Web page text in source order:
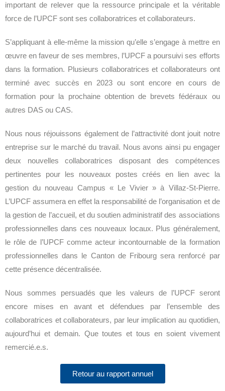
important de relever que la ressource principale et la véritable
force de l’UPCF sont ses collaboratrices et collaborateurs.
S’appliquant à elle-même la mission qu’elle s’engage à mettre en
œuvre en faveur de ses membres, l’UPCF a poursuivi ses efforts
dans la formation. Plusieurs collaboratrices et collaborateurs ont
terminé avec succès en 2023 ou sont encore en cours de
formation pour la prochaine obtention de brevets fédéraux ou
autres DAS ou CAS.
Nous nous réjouissons également de l’attractivité dont jouit notre
entreprise sur le marché du travail. Nous avons ainsi pu engager
deux nouvelles collaboratrices disposant des compétences
pertinentes pour les nouveaux postes créés en lien avec la
gestion du nouveau Campus « Le Vivier » à Villaz-St-Pierre.
L’UPCF assumera en effet la responsabilité de l’organisation et de
la gestion de l’accueil, et du soutien administratif des associations
professionnelles dans ces nouveaux locaux. Plus généralement,
le rôle de l’UPCF comme acteur incontournable de la formation
professionnelles dans le Canton de Fribourg sera renforcé par
cette présence décentralisée.
Nous sommes persuadés que les valeurs de l’UPCF seront
encore mises en avant et défendues par l’ensemble des
collaboratrices et collaborateurs, par leur implication au quotidien,
aujourd’hui et demain. Que toutes et tous en soient vivement
remercié.e.s.
Retour au rapport annuel